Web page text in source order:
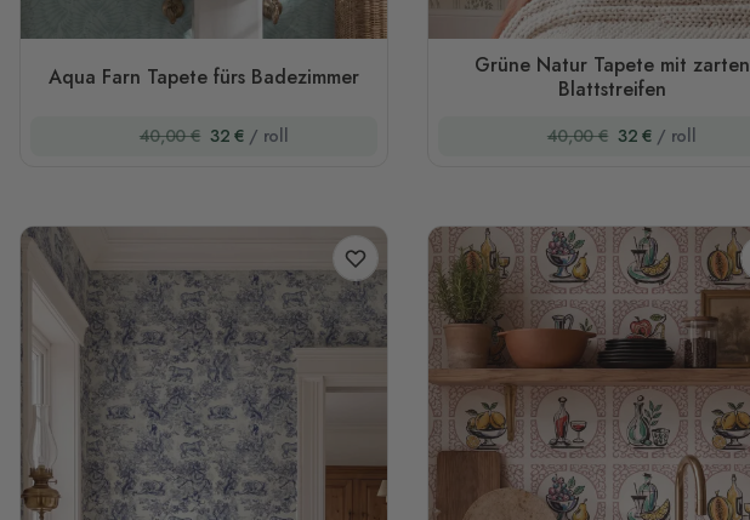
Aqua Farn Tapete fürs Badezimmer
40,00 € 32 € / roll
Grüne Natur Tapete mit zarten
Blattstreifen
40,00 € 32 € / roll